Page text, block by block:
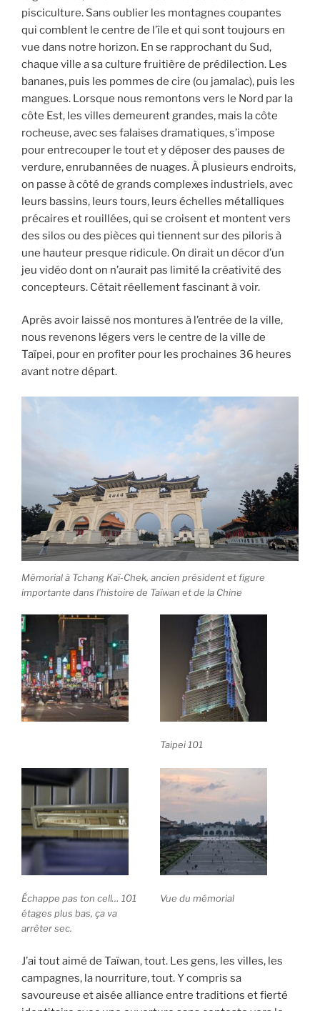
pisciculture. Sans oublier les montagnes coupantes
qui comblent le centre de l’île et qui sont toujours en
vue dans notre horizon. En se rapprochant du Sud,
chaque ville a sa culture fruitière de prédilection. Les
bananes, puis les pommes de cire (ou jamalac), puis les
mangues. Lorsque nous remontons vers le Nord par la
côte Est, les villes demeurent grandes, mais la côte
rocheuse, avec ses falaises dramatiques, s’impose
pour entrecouper le tout et y déposer des pauses de
verdure, enrubannées de nuages. À plusieurs endroits,
on passe à côté de grands complexes industriels, avec
leurs bassins, leurs tours, leurs échelles métalliques
précaires et rouillées, qui se croisent et montent vers
des silos ou des pièces qui tiennent sur des piloris à
une hauteur presque ridicule. On dirait un décor d’un
jeu vidéo dont on n’aurait pas limité la créativité des
concepteurs. Cétait réellement fascinant à voir.
Après avoir laissé nos montures à l’entrée de la ville,
nous revenons légers vers le centre de la ville de
Taïpei, pour en profiter pour les prochaines 36 heures
avant notre départ.
Mémorial à Tchang Kaï-Chek, ancien président et figure
importante dans l’histoire de Taïwan et de la Chine
Taipei 101
Échappe pas ton cell… 101
étages plus bas, ça va
arrêter sec.
Vue du mémorial
J’ai tout aimé de Taïwan, tout. Les gens, les villes, les
campagnes, la nourriture, tout. Y compris sa
savoureuse et aisée alliance entre traditions et fierté